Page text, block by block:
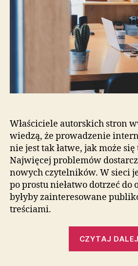
Właściciele autorskich stron
wiedzą, że prowadzenie
nie jest tak łatwe, jak może
Najwięcej problemów
nowych czytelników. W sieci
po prostu niełatwo dotrzeć do
byłyby zainteresowane
treściami.
CZYTAJ DALEJ